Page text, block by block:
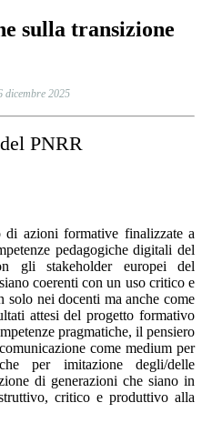
sulla transizione
dicembre 2025
PNRR
azioni formative finalizzate a
pedagogiche digitali del
gli stakeholder europei del
coerenti con un uso critico e
solo nei docenti ma anche come
attesi del progetto formativo
pragmatiche, il pensiero
come medium per
per imitazione degli/delle
di generazioni che siano in
critico e produttivo alla